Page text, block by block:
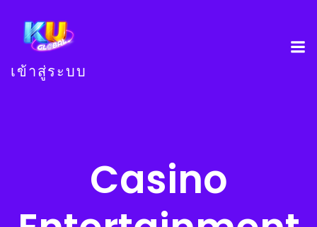
เข้าสู่ระบบ
Casino